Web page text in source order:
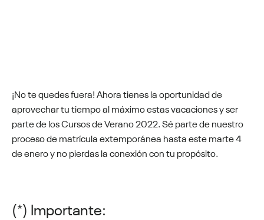
¡No te quedes fuera! Ahora tienes la oportunidad de
aprovechar tu tiempo al máximo estas vacaciones y ser
parte de los Cursos de Verano 2022. Sé parte de nuestro
proceso de matrícula extemporánea hasta este marte 4
de enero y no pierdas la conexión con tu propósito.
(*) Importante: